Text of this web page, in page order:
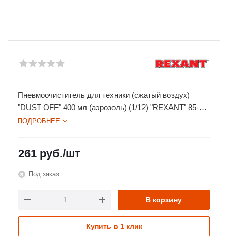
Пневмоочиститель для техники (сжатый воздух)
"DUST OFF" 400 мл (аэрозоль) (1/12) "REXANT" 85-
0001
ПОДРОБНЕЕ
261 руб./шт
Под заказ
В корзину
Купить в 1 клик